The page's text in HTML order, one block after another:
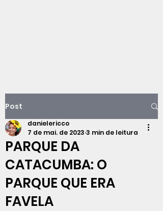
Post
PARQUE DA
CATACUMBA: O
PARQUE QUE ERA
FAVELA
danielericco
7 de mai. de 2023 3 min de leitura